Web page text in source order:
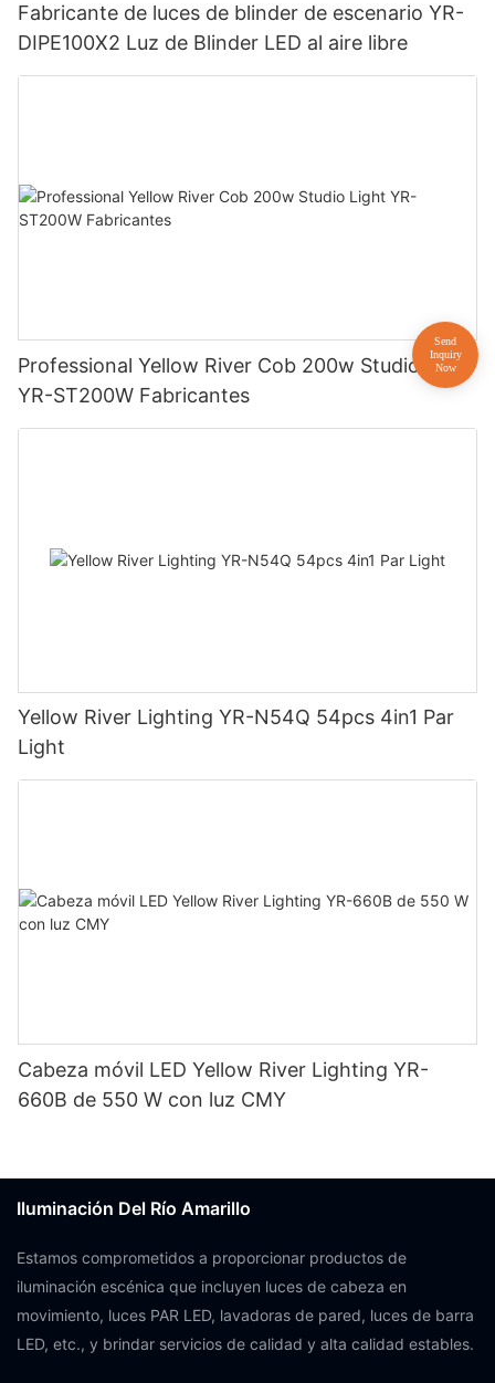
Fabricante de luces de blinder de escenario YR-
DIPE100X2 Luz de Blinder LED al aire libre
Professional Yellow River Cob 200w Studio Light
YR-ST200W Fabricantes
Yellow River Lighting YR-N54Q 54pcs 4in1 Par
Light
Cabeza móvil LED Yellow River Lighting YR-
660B de 550 W con luz CMY
Iluminación Del Río Amarillo
Estamos comprometidos a proporcionar productos de
iluminación escénica que incluyen luces de cabeza en
movimiento, luces PAR LED, lavadoras de pared, luces de barra
LED, etc., y brindar servicios de calidad y alta calidad estables.